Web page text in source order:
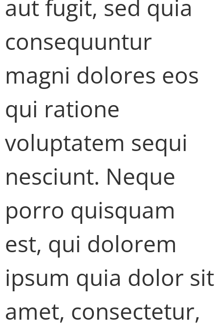
aut fugit, sed quia
consequuntur
magni dolores eos
qui ratione
voluptatem sequi
nesciunt. Neque
porro quisquam
est, qui dolorem
ipsum quia dolor sit
amet, consectetur,